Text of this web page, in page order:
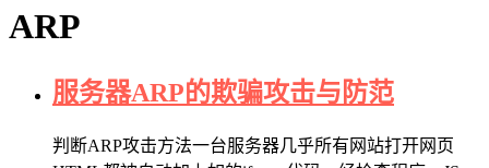
ARP
服务器ARP的欺骗攻击与防范
判断ARP攻击方法一台服务器几乎所有网站打开网页